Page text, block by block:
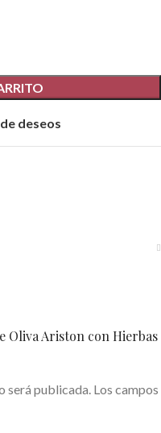
deseos
Oliva Ariston con Hierbas
será publicada. Los campos